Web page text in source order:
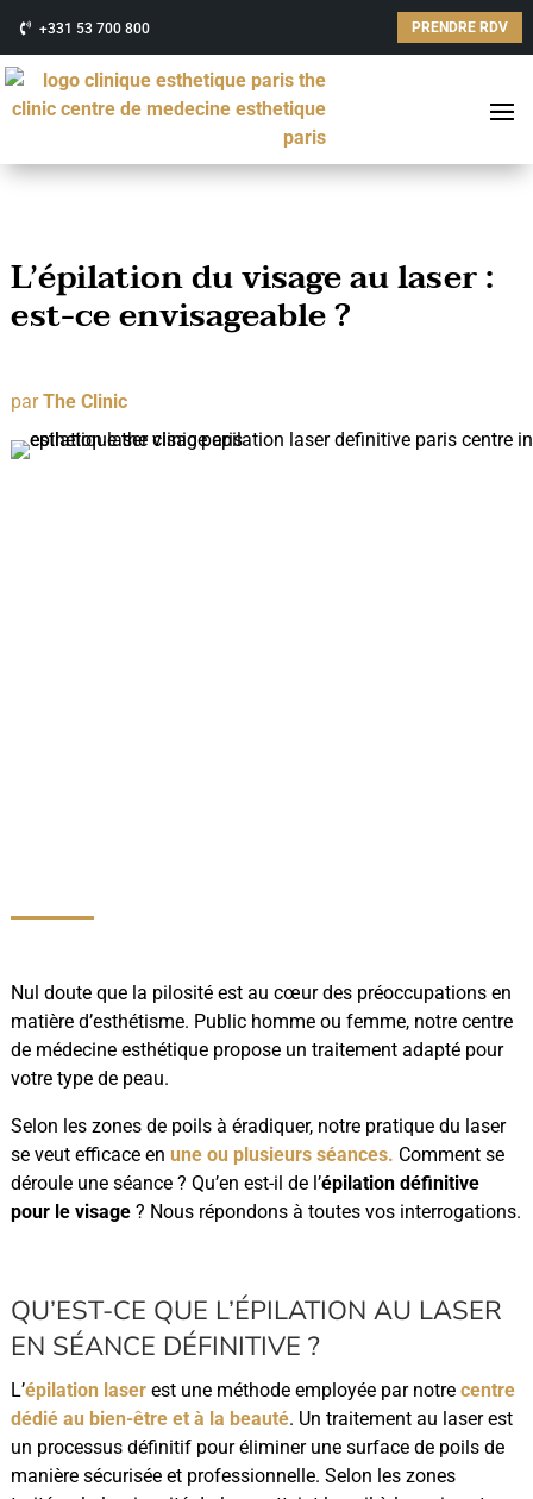
+331 53 700 800 PRENDRE RDV
L’épilation du visage au laser :
est-ce envisageable ?
parThe Clinic
Nul doute que la pilosité est au cœur des préoccupations en
matière d’esthétisme. Public homme ou femme, notre centre
de médecine esthétique propose un traitement adapté pour
votre type de peau.
Selon les zones de poils à éradiquer, notre pratique du laser
se veut efficace en une ou plusieurs séances. Comment se
déroule une séance ? Qu’en est-il de l’épilation définitive
pour le visage ? Nous répondons à toutes vos interrogations.
QU’EST-CE QUE L’ÉPILATION AU LASER
EN SÉANCE DÉFINITIVE ?
L’épilation laser est une méthode employée par notre centre
dédié au bien-être et à la beauté. Un traitement au laser est
un processus définitif pour éliminer une surface de poils de
manière sécurisée et professionnelle. Selon les zones